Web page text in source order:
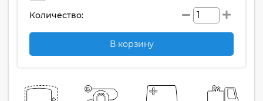
Количество:
В корзину